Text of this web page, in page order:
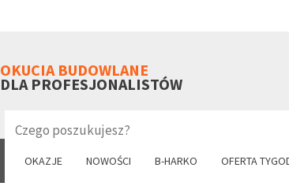
OKUCIA BUDOWLANE
DLA PROFESJONALISTÓW
OKAZJE NOWOŚCI B-HARKO OFERTA